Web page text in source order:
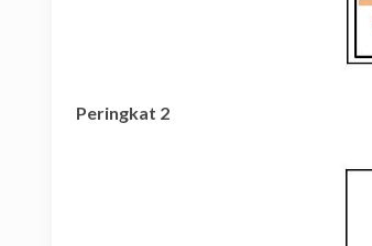
Peringkat 2